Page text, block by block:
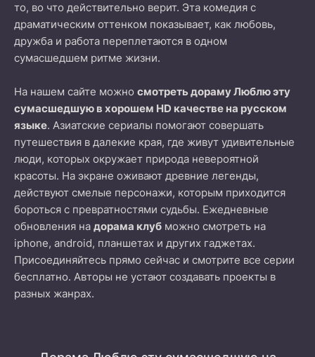
то, во что действительно верит. Эта комедия с
драматическим оттенком показывает, как любовь,
дружба и работа переплетаются в одном
сумасшедшем ритме жизни.
На нашем сайте можно смотреть дораму Люблю эту
сумасшедшую в хорошем HD качестве на русском
языке. Азиатские сериалы помогают совершать
путешествия в далекие края, где живут удивительные
люди, которых окружает природа невероятной
красоты. На экране оживают древние легенды,
действуют смелые персонажи, которым приходится
бороться с превратностями судьбы. Ежедневные
обновления на дорама клуб можно смотреть на
iphone, android, планшетах и других гаджетах.
Присоединяйтесь прямо сейчас и смотрите все серии
бесплатно. Авторы не устают создавать проекты в
разных жанрах.